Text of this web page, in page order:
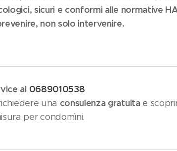
sicuri e conformi alle normative
non solo intervenire.
al 0689010538
una consulenza gratuitae
per condomìni.